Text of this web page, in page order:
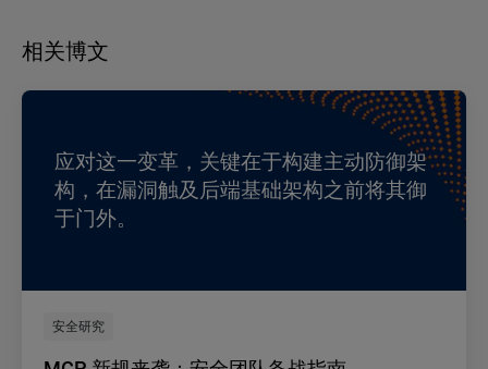
相关博文
应对这一变革，关键在于构建主动防御架
构，在漏洞触及后端基础架构之前将其御
于门外。
安全研究